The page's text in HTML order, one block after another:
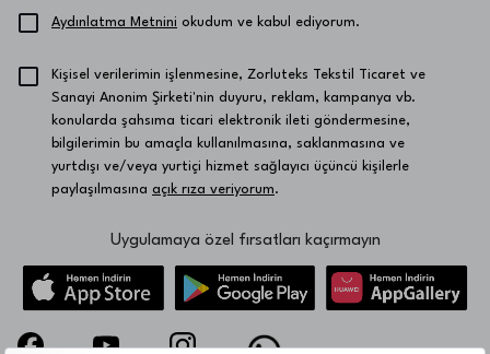
Aydınlatma Metnini okudum ve kabul ediyorum.
Kişisel verilerimin işlenmesine, Zorluteks Tekstil Ticaret ve
Sanayi Anonim Şirketi'nin duyuru, reklam, kampanya vb.
konularda şahsıma ticari elektronik ileti göndermesine,
bilgilerimin bu amaçla kullanılmasına, saklanmasına ve
yurtdışı ve/veya yurtiçi hizmet sağlayıcı üçüncü kişilerle
paylaşılmasına açık rıza veriyorum.
Uygulamaya özel fırsatları kaçırmayın